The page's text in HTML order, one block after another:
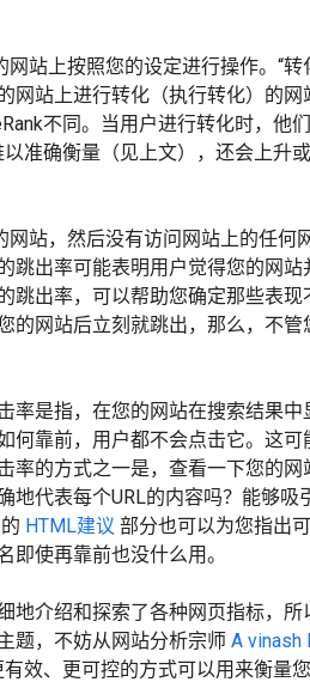
网站上按照您的设定进行操作。“
网站上进行转化（执行转化）的
不同。当用户进行转化时，他
准确衡量（见上文），还会上升
网站，然后没有访问网站上的任何
跳出率可能表明用户觉得您的网
跳出率，可以帮助您确定那些表
的网站后立刻就跳出，那么，不管
率是指，在您的网站在搜索结果
何靠前，用户都不会点击它。这
率的方式之一是，查看一下您的
地代表每个URL的内容吗？能够
HTML建议 部分也可以为您指出
即使再靠前也没什么用。
地介绍和探索了各种网页指标，
题，不妨从网站分析宗师 A vinash
效、更可控的方式可以用来衡量